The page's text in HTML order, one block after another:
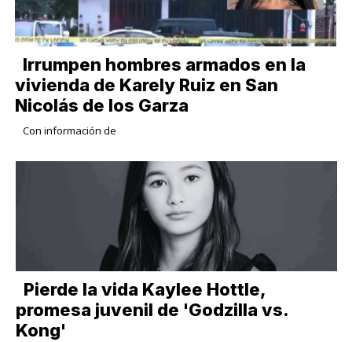
Irrumpen hombres armados en la
vivienda de Karely Ruiz en San
Nicolás de los Garza
Con información de
Pierde la vida Kaylee Hottle,
promesa juvenil de 'Godzilla vs.
Kong'